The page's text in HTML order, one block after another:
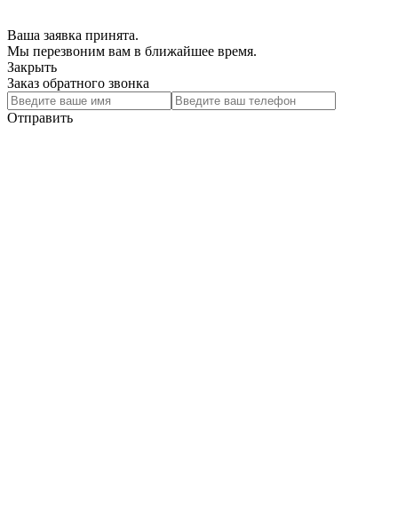
Ваша заявка принята.
Мы перезвоним вам в ближайшее время.
Закрыть
Заказ обратного звонка
Отправить